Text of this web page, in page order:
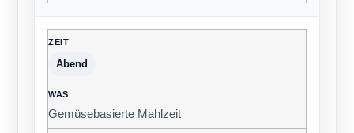
Abend
Gemüsebasierte Mahlzeit